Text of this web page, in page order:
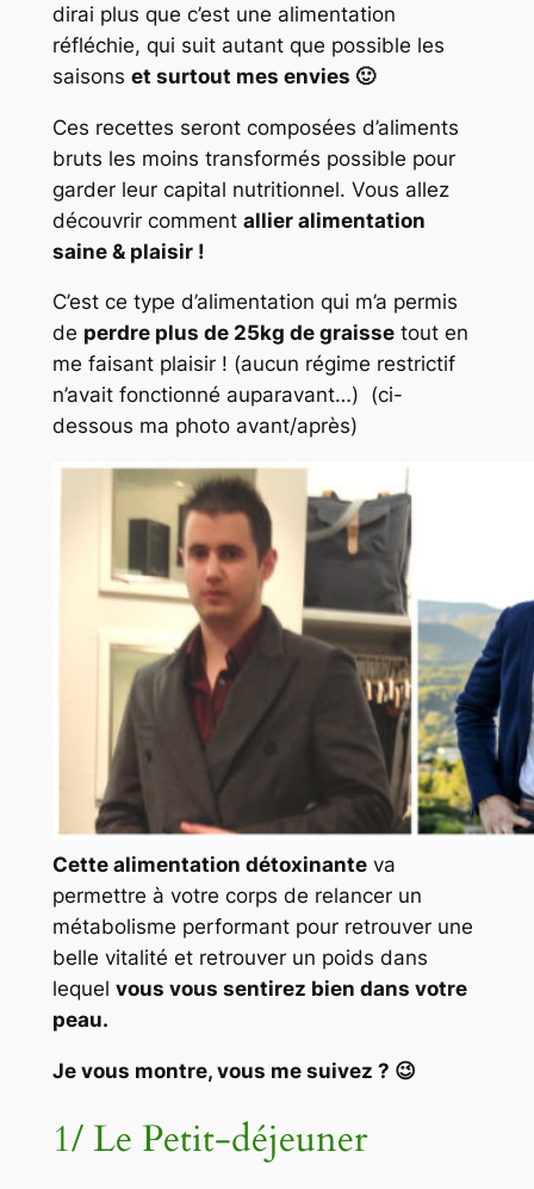
dirai plus que c’est une alimentation
réfléchie, qui suit autant que possible les
saisons et surtout mes envies 🙂
Ces recettes seront composées d’aliments
bruts les moins transformés possible pour
garder leur capital nutritionnel. Vous allez
découvrir comment allier alimentation
saine & plaisir !
C’est ce type d’alimentation qui m’a permis
de perdre plus de 25kg de graissetout en
me faisant plaisir ! (aucun régime restrictif
n’avait fonctionné auparavant…) (ci-
dessous ma photo avant/après)
Cette alimentation détoxinanteva
permettre à votre corps de relancer un
métabolisme performant pour retrouver une
belle vitalité et retrouver un poids dans
lequel vous vous sentirez bien dans votre
peau.
Je vous montre, vous me suivez ? 😉
1/ Le Petit-déjeuner